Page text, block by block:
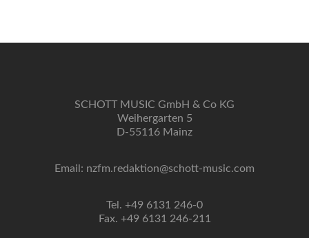
SCHOTT MUSIC GmbH & Co KG
Weihergarten 5
D-55116 Mainz
Email: nzfm.redaktion@schott-music.com
Tel. +49 6131 246-0
Fax. +49 6131 246-211